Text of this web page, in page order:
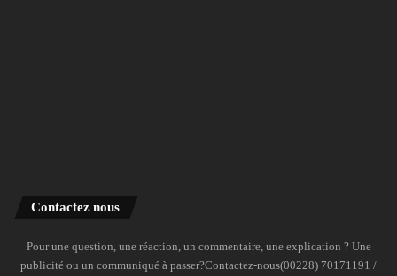
Contactez nous
Pour une question, une réaction, un commentaire, une explication ? Une
publicité ou un communiqué à passer?Contactez-nous(00228) 70171191 /